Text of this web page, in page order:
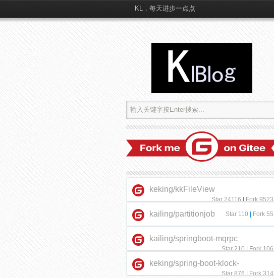
KL，每天进步一点点
keking/kkFileView
Star 24116|Fork 9523
kailing/partitionjob Star 110 Fork 55
kailing/springboot-mqrpc
Star 210|Fork 106
keking/spring-boot-klock-
starter
Star 876|Fork 314